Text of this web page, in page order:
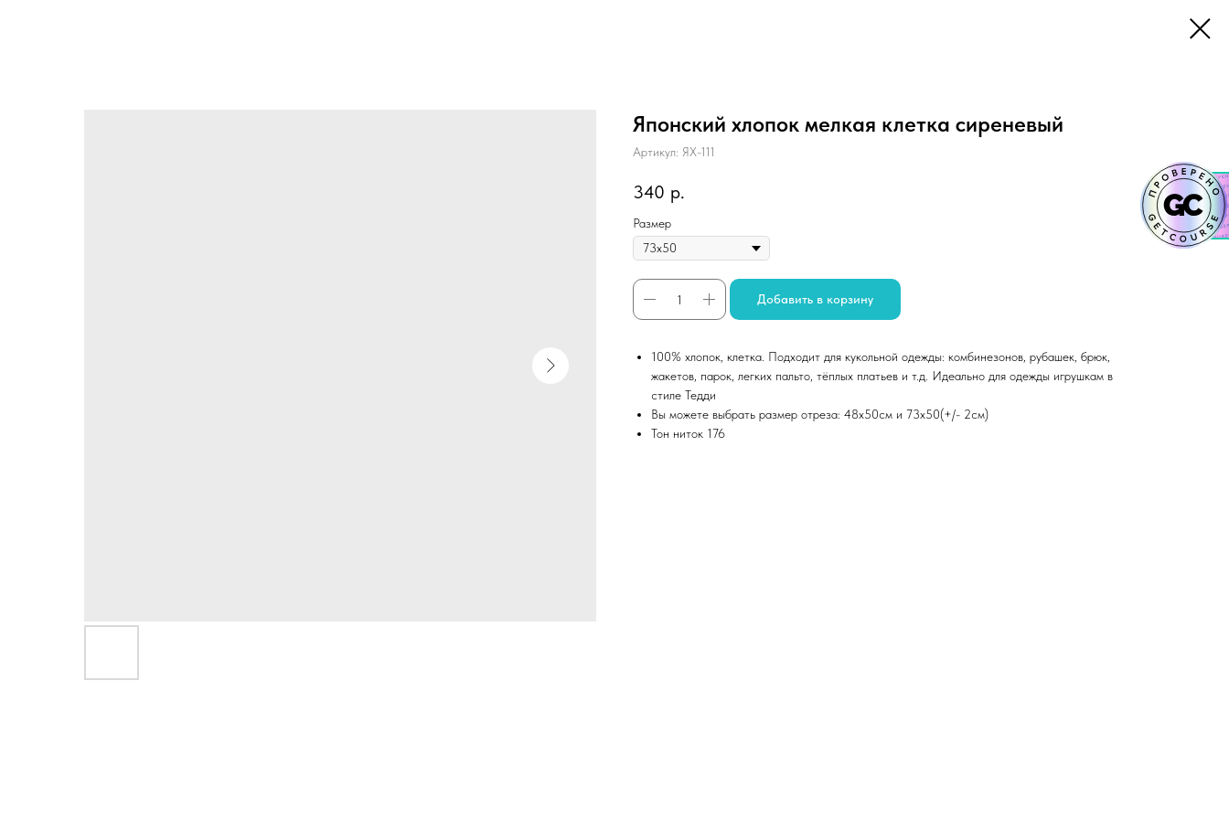
Японский хлопок мелкая клетка сиреневый
Артикул: ЯХ-111
340 р.
Размер
Добавить в корзину
100% хлопок, клетка. Подходит для кукольной одежды: комбинезонов, рубашек, брюк,
жакетов, парок, легких пальто, тёплых платьев и т.д. Идеально для одежды игрушкам в
стиле Тедди
Вы можете выбрать размер отреза: 48х50см и 73х50(+/- 2см)
Тон ниток 176